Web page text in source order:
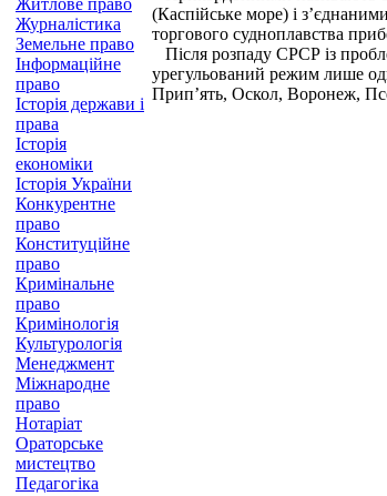
Житлове право
Журналістика
Земельне право
Інформаційне
право
Історія держави і
права
Історія
економіки
Історія України
Конкурентне
право
Конституційне
право
Кримінальне
право
Кримінологія
Культурологія
Менеджмент
Міжнародне
право
Нотаріат
Ораторське
мистецтво
Педагогіка
(Каспійське море) і
торгового судноплавства
Після розпаду СРСР із
урегульований режим лише
Прип’ять, Оскол, Воронеж,